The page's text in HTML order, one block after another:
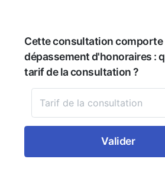
Cette consultation comporte
dépassement d'honoraires :
tarif de la consultation ?
Valider